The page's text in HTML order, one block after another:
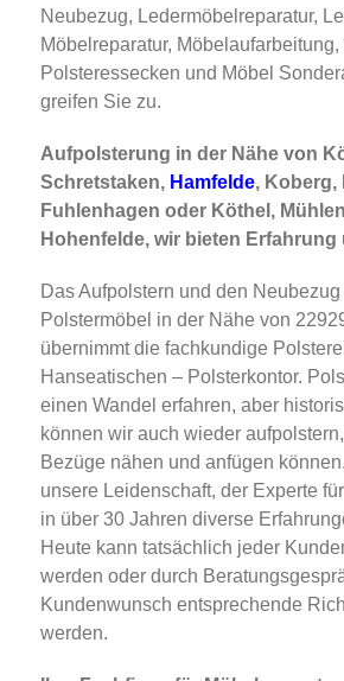
Neubezug, Ledermöbelreparatur,
Möbelreparatur,
Polsteressecken und Möbel
greifen Sie zu.
Aufpolsterung in der Nähe von
Schretstaken, Hamfelde, Koberg,
Fuhlenhagen oder Köthel,
Hohenfelde, wir bieten Erfahrung
Das Aufpolstern und den Neubezug
Polstermöbel in der Nähe von
übernimmt die fachkundige
Hanseatischen – Polsterkontor.
einen Wandel erfahren, aber
können wir auch wieder
Bezüge nähen und anfügen
unsere Leidenschaft, der Experte
in über 30 Jahren diverse
Heute kann tatsächlich jeder
werden oder durch
Kundenwunsch entsprechende
werden.